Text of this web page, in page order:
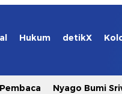
Hukum detikX
Nyago Bumi